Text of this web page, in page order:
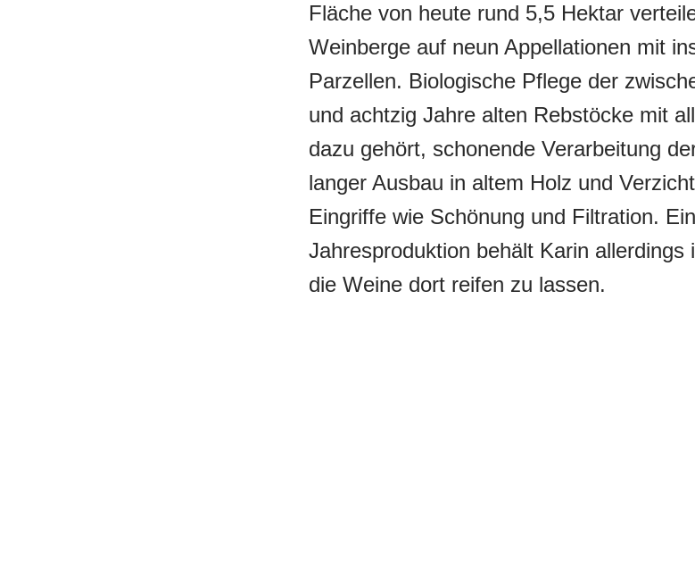
Fläche von heute rund 5,5 Hektar
Weinberge auf neun Appellationen mit
Parzellen. Biologische Pflege der
und achtzig Jahre alten Rebstöcke mit
dazu gehört, schonende Verarbeitung
langer Ausbau in altem Holz und
Eingriffe wie Schönung und Filtration.
Jahresproduktion behält Karin allerdings
die Weine dort reifen zu lassen.